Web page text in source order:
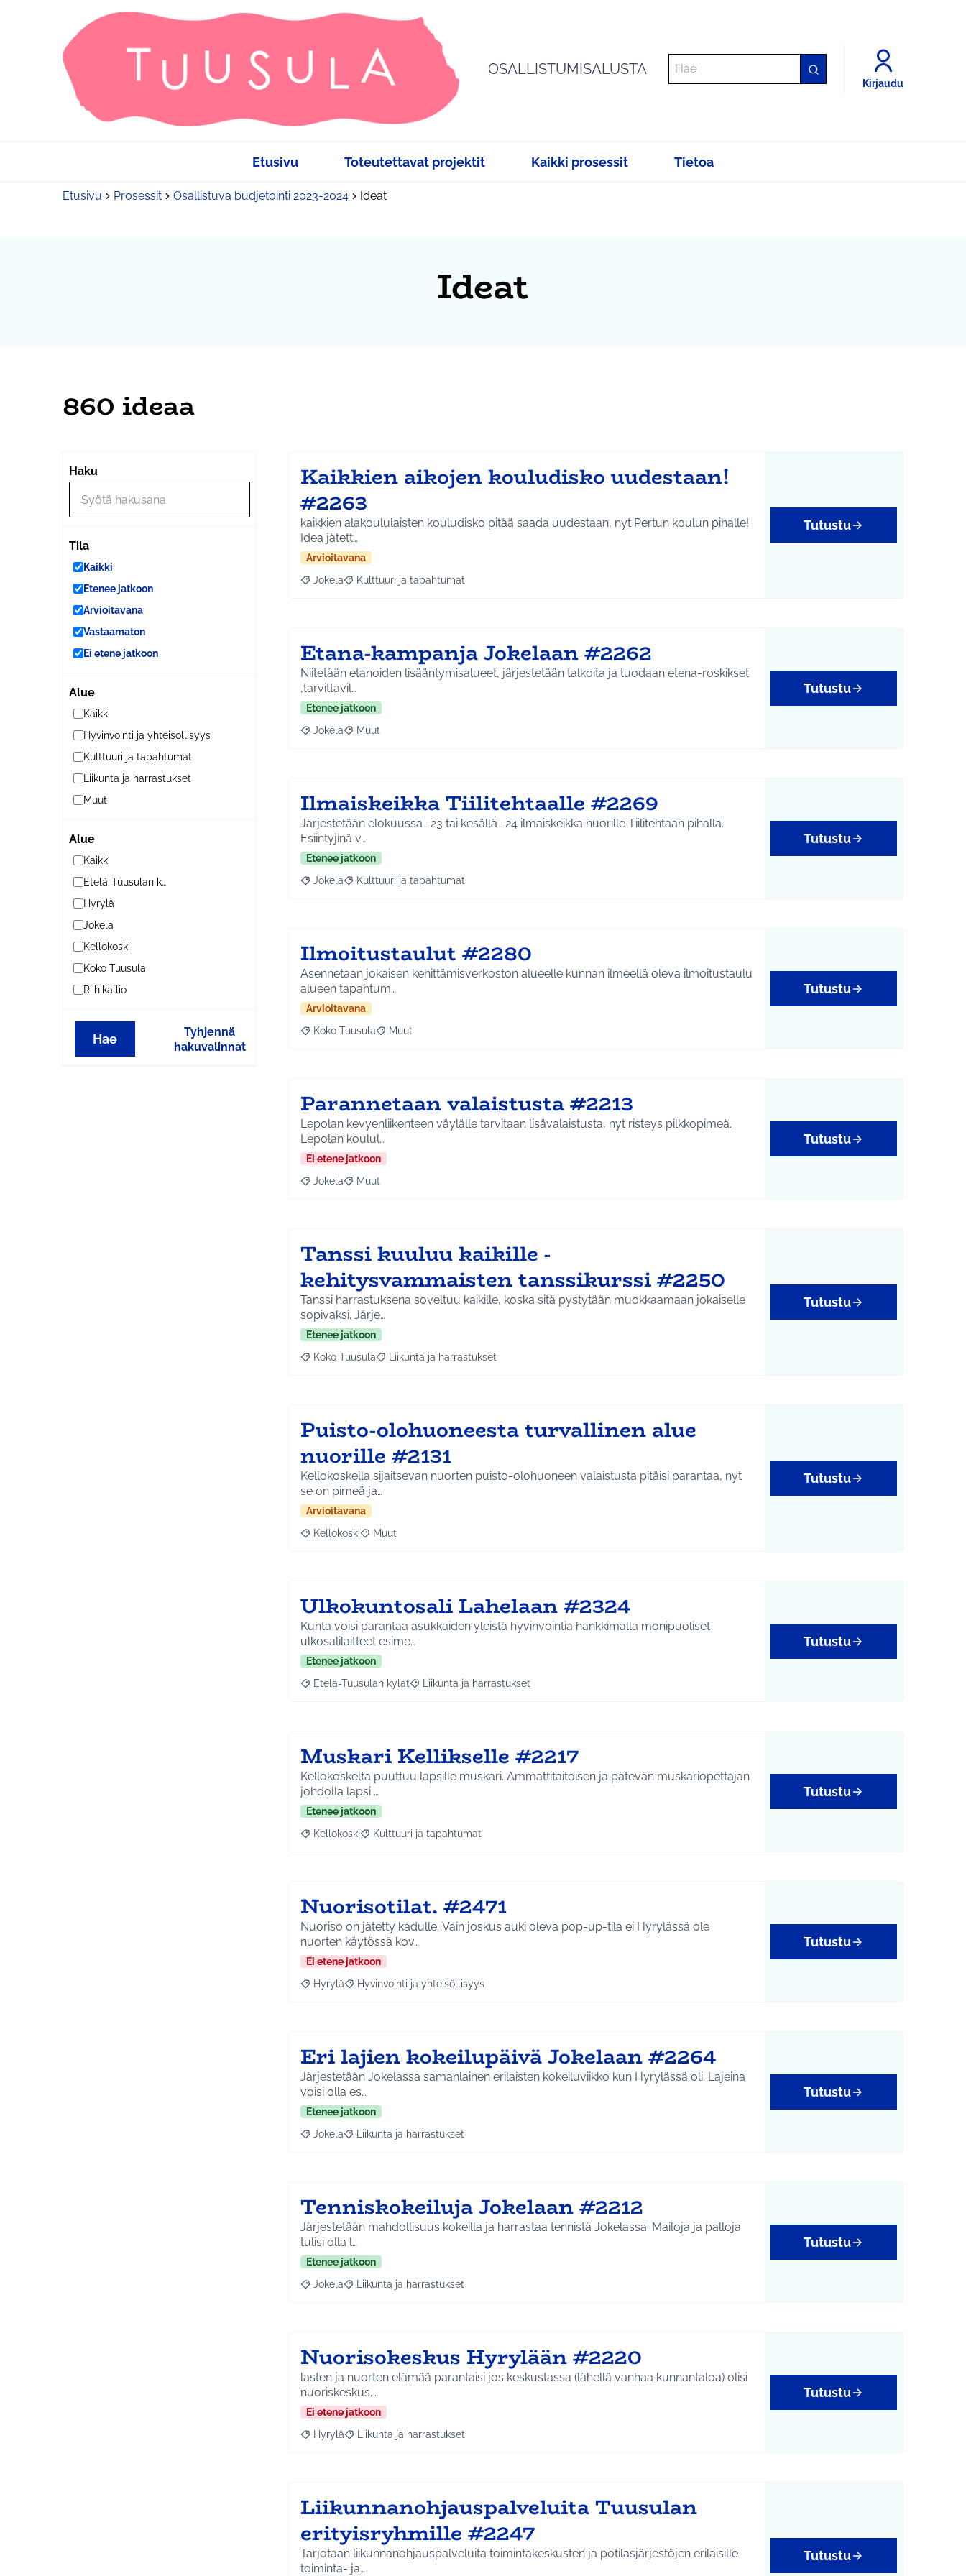
OSALLISTUMISALUSTA
Kirjaudu
Etusivu Toteutettavat projektit Kaikki prosessit Tietoa
Etusivu Prosessit Osallistuva budjetointi 2023-2024 Ideat
Ideat
860 ideaa
Haku
Tila
Kaikki
Etenee jatkoon
Arvioitavana
Vastaamaton
Ei etene jatkoon
Alue
Kaikki
Hyvinvointi ja yhteisöllisyys
Kulttuuri ja tapahtumat
Liikunta ja harrastukset
Muut
Alue
Kaikki
Etelä-Tuusulan kylät
Hyrylä
Jokela
Kellokoski
Koko Tuusula
Riihikallio
Hae
Tyhjennä
hakuvalinnat
Kaikkien aikojen kouludisko uudestaan!
#2263
kaikkien alakoululaisten kouludisko pitää saada uudestaan, nyt Pertun koulun pihalle!
Idea jätett…
Arvioitavana
Rajaa tulokset aihepiirin mukaan: Jokela
Jokela Rajaa tulokset teeman mukaan: Kulttuuri ja tapahtumat
Kulttuuri ja tapahtumat
Tutustu
Etana-kampanja Jokelaan #2262
Niitetään etanoiden lisääntymisalueet, järjestetään talkoita ja tuodaan etena-roskikset
,tarvittavil…
Etenee jatkoon
Rajaa tulokset aihepiirin mukaan: Jokela
Jokela Rajaa tulokset teeman mukaan: Muut
Muut
Tutustu
Ilmaiskeikka Tiilitehtaalle #2269
Järjestetään elokuussa -23 tai kesällä -24 ilmaiskeikka nuorille Tiilitehtaan pihalla.
Esiintyjinä v…
Etenee jatkoon
Rajaa tulokset aihepiirin mukaan: Jokela
Jokela Rajaa tulokset teeman mukaan: Kulttuuri ja tapahtumat
Kulttuuri ja tapahtumat
Tutustu
Ilmoitustaulut #2280
Asennetaan jokaisen kehittämisverkoston alueelle kunnan ilmeellä oleva ilmoitustaulu
alueen tapahtum…
Arvioitavana
Rajaa tulokset aihepiirin mukaan: Koko Tuusula
Koko Tuusula Rajaa tulokset teeman mukaan: Muut
Muut
Tutustu
Parannetaan valaistusta #2213
Lepolan kevyenliikenteen väylälle tarvitaan lisävalaistusta, nyt risteys pilkkopimeä.
Lepolan koulul…
Ei etene jatkoon
Rajaa tulokset aihepiirin mukaan: Jokela
Jokela Rajaa tulokset teeman mukaan: Muut
Muut
Tutustu
Tanssi kuuluu kaikille -
kehitysvammaisten tanssikurssi #2250
Tanssi harrastuksena soveltuu kaikille, koska sitä pystytään muokkaamaan jokaiselle
sopivaksi. Järje…
Etenee jatkoon
Rajaa tulokset aihepiirin mukaan: Koko Tuusula
Koko Tuusula Rajaa tulokset teeman mukaan: Liikunta ja harrastukset
Liikunta ja harrastukset
Tutustu
Puisto-olohuoneesta turvallinen alue
nuorille #2131
Kellokoskella sijaitsevan nuorten puisto-olohuoneen valaistusta pitäisi parantaa, nyt
se on pimeä ja…
Arvioitavana
Rajaa tulokset aihepiirin mukaan: Kellokoski
Kellokoski Rajaa tulokset teeman mukaan: Muut
Muut
Tutustu
Ulkokuntosali Lahelaan #2324
Kunta voisi parantaa asukkaiden yleistä hyvinvointia hankkimalla monipuoliset
ulkosalilaitteet esime…
Etenee jatkoon
Rajaa tulokset aihepiirin mukaan: Etelä-Tuusulan kylät
Etelä-Tuusulan kylät Rajaa tulokset teeman mukaan: Liikunta ja harrastukset
Liikunta ja harrastukset
Tutustu
Muskari Kellikselle #2217
Kellokoskelta puuttuu lapsille muskari. Ammattitaitoisen ja pätevän muskariopettajan
johdolla lapsi …
Etenee jatkoon
Rajaa tulokset aihepiirin mukaan: Kellokoski
Kellokoski Rajaa tulokset teeman mukaan: Kulttuuri ja tapahtumat
Kulttuuri ja tapahtumat
Tutustu
Nuorisotilat. #2471
Nuoriso on jätetty kadulle. Vain joskus auki oleva pop-up-tila ei Hyrylässä ole
nuorten käytössä kov…
Ei etene jatkoon
Rajaa tulokset aihepiirin mukaan: Hyrylä
Hyrylä Rajaa tulokset teeman mukaan: Hyvinvointi ja yhteisöllisyys
Hyvinvointi ja yhteisöllisyys
Tutustu
Eri lajien kokeilupäivä Jokelaan #2264
Järjestetään Jokelassa samanlainen erilaisten kokeiluviikko kun Hyrylässä oli. Lajeina
voisi olla es…
Etenee jatkoon
Rajaa tulokset aihepiirin mukaan: Jokela
Jokela Rajaa tulokset teeman mukaan: Liikunta ja harrastukset
Liikunta ja harrastukset
Tutustu
Tenniskokeiluja Jokelaan #2212
Järjestetään mahdollisuus kokeilla ja harrastaa tennistä Jokelassa. Mailoja ja palloja
tulisi olla l…
Etenee jatkoon
Rajaa tulokset aihepiirin mukaan: Jokela
Jokela Rajaa tulokset teeman mukaan: Liikunta ja harrastukset
Liikunta ja harrastukset
Tutustu
Nuorisokeskus Hyrylään #2220
lasten ja nuorten elämää parantaisi jos keskustassa (lähellä vanhaa kunnantaloa) olisi
nuoriskeskus,…
Ei etene jatkoon
Rajaa tulokset aihepiirin mukaan: Hyrylä
Hyrylä Rajaa tulokset teeman mukaan: Liikunta ja harrastukset
Liikunta ja harrastukset
Tutustu
Liikunnanohjauspalveluita Tuusulan
erityisryhmille #2247
Tarjotaan liikunnanohjauspalveluita toimintakeskusten ja potilasjärjestöjen erilaisille
toiminta- ja…
Tutustu